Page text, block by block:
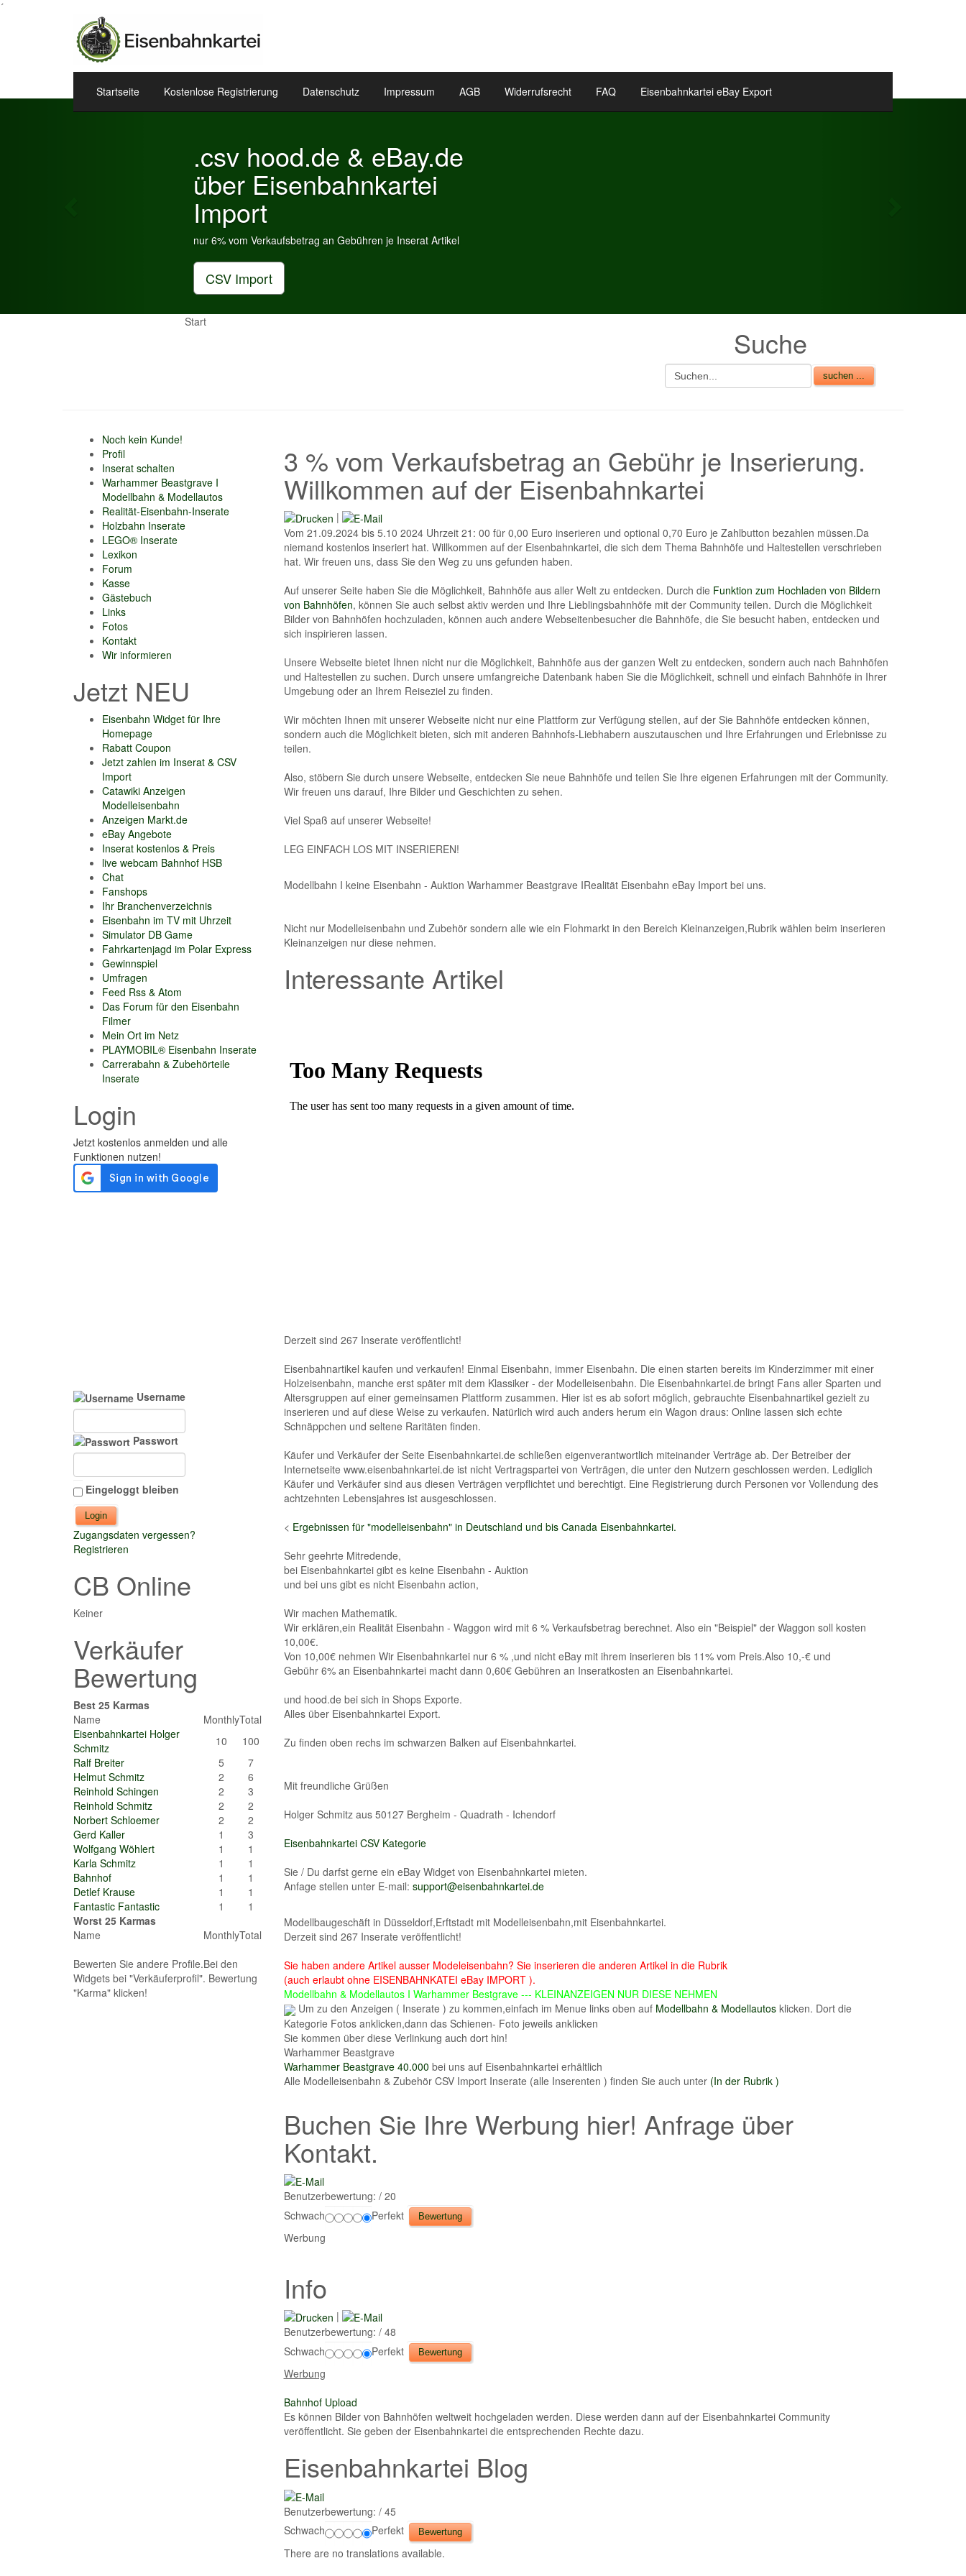
´
Startseite Kostenlose Registrierung Datenschutz Impressum AGB Widerrufsrecht FAQ Eisenbahnkartei eBay Export
Eisenbahnkartei Inserate
Widget.
Sie können Ihre geschalteten Inserate als Widget auf Ihrer
Hompage einstellen.
Ihre Eisenbahnartikel als Widget!
Previous
Start
Suche
Noch kein Kunde!
Profil
Inserat schalten
Warhammer Beastgrave I
Modellbahn & Modellautos
Realität-Eisenbahn-Inserate
Holzbahn Inserate
LEGO® Inserate
Lexikon
Forum
Kasse
Gästebuch
Links
Fotos
Kontakt
Wir informieren
Jetzt NEU
Eisenbahn Widget für Ihre
Homepage
Rabatt Coupon
Jetzt zahlen im Inserat & CSV
Import
Catawiki Anzeigen
Modelleisenbahn
Anzeigen Markt.de
eBay Angebote
Inserat kostenlos & Preis
live webcam Bahnhof HSB
Chat
Fanshops
Ihr Branchenverzeichnis
Eisenbahn im TV mit Uhrzeit
Simulator DB Game
Fahrkartenjagd im Polar Express
Gewinnspiel
Umfragen
Feed Rss & Atom
Das Forum für den Eisenbahn
Filmer
Mein Ort im Netz
PLAYMOBIL® Eisenbahn Inserate
Carrerabahn & Zubehörteile
Inserate
Login
Username
Passwort
Eingeloggt bleiben
Zugangsdaten vergessen?
Registrieren
CB Online
Keiner
Verkäufer
Bewertung
Best 25 Karmas
Name
MonthlyTotal
Eisenbahnkartei Holger
Schmitz
10
100
Ralf Breiter
5
7
Helmut Schmitz
2
6
Reinhold Schingen
2
3
Reinhold Schmitz
2
2
Norbert Schloemer
2
2
Gerd Kaller
1
3
Wolfgang Wöhlert
1
1
Karla Schmitz
1
1
Bahnhof
1
1
Detlef Krause
1
1
Fantastic Fantastic
1
1
Worst 25 Karmas
Name
MonthlyTotal
Bewerten Sie andere Profile.Bei den
Widgets bei "Verkäuferprofil". Bewertung
"Karma" klicken!
3 % vom Verkaufsbetrag an Gebühr je Inserierung.
Willkommen auf der Eisenbahnkartei
|
Vom 21.09.2024 bis 5.10 2024 Uhrzeit 21: 00 für 0,00 Euro inserieren und optional 0,70 Euro je Zahlbutton bezahlen müssen.Da
niemand kostenlos inseriert hat. Willkommen auf der Eisenbahnkartei, die sich dem Thema Bahnhöfe und Haltestellen verschrieben
hat. Wir freuen uns, dass Sie den Weg zu uns gefunden haben.
Auf unserer Seite haben Sie die Möglichkeit, Bahnhöfe aus aller Welt zu entdecken. Durch die Funktion zum Hochladen von Bildern
von Bahnhöfen, können Sie auch selbst aktiv werden und Ihre Lieblingsbahnhöfe mit der Community teilen. Durch die Möglichkeit
Bilder von Bahnhöfen hochzuladen, können auch andere Webseitenbesucher die Bahnhöfe, die Sie besucht haben, entdecken und
sich inspirieren lassen.
Unsere Webseite bietet Ihnen nicht nur die Möglichkeit, Bahnhöfe aus der ganzen Welt zu entdecken, sondern auch nach Bahnhöfen
und Haltestellen zu suchen. Durch unsere umfangreiche Datenbank haben Sie die Möglichkeit, schnell und einfach Bahnhöfe in Ihrer
Umgebung oder an Ihrem Reiseziel zu finden.
Wir möchten Ihnen mit unserer Webseite nicht nur eine Plattform zur Verfügung stellen, auf der Sie Bahnhöfe entdecken können,
sondern auch die Möglichkeit bieten, sich mit anderen Bahnhofs-Liebhabern auszutauschen und Ihre Erfahrungen und Erlebnisse zu
teilen.
Also, stöbern Sie durch unsere Webseite, entdecken Sie neue Bahnhöfe und teilen Sie Ihre eigenen Erfahrungen mit der Community.
Wir freuen uns darauf, Ihre Bilder und Geschichten zu sehen.
Viel Spaß auf unserer Webseite!
LEG EINFACH LOS MIT INSERIEREN!
Modellbahn I keine Eisenbahn - Auktion Warhammer Beastgrave IRealität Eisenbahn eBay Import bei uns.
Nicht nur Modelleisenbahn und Zubehör sondern alle wie ein Flohmarkt in den Bereich Kleinanzeigen,Rubrik wählen beim inserieren
Kleinanzeigen nur diese nehmen.
Interessante Artikel
Derzeit sind 267 Inserate veröffentlicht!
Eisenbahnartikel kaufen und verkaufen! Einmal Eisenbahn, immer Eisenbahn. Die einen starten bereits im Kinderzimmer mit einer
Holzeisenbahn, manche erst später mit dem Klassiker - der Modelleisenbahn. Die Eisenbahnkartei.de bringt Fans aller Sparten und
Altersgruppen auf einer gemeinsamen Plattform zusammen. Hier ist es ab sofort möglich, gebrauchte Eisenbahnartikel gezielt zu
inserieren und auf diese Weise zu verkaufen. Natürlich wird auch anders herum ein Wagon draus: Online lassen sich echte
Schnäppchen und seltene Raritäten finden.
Käufer und Verkäufer der Seite Eisenbahnkartei.de schließen eigenverantwortlich miteinander Verträge ab. Der Betreiber der
Internetseite www.eisenbahnkartei.de ist nicht Vertragspartei von Verträgen, die unter den Nutzern geschlossen werden. Lediglich
Käufer und Verkäufer sind aus diesen Verträgen verpflichtet und berechtigt. Eine Registrierung durch Personen vor Vollendung des
achtzehnten Lebensjahres ist ausgeschlossen.
< Ergebnissen für "modelleisenbahn" in Deutschland und bis Canada Eisenbahnkartei.
Sehr geehrte Mitredende,
bei Eisenbahnkartei gibt es keine Eisenbahn - Auktion
und bei uns gibt es nicht Eisenbahn action,
Wir machen Mathematik.
Wir erklären,ein Realität Eisenbahn - Waggon wird mit 6 % Verkaufsbetrag berechnet. Also ein "Beispiel" der Waggon soll kosten
10,00€.
Von 10,00€ nehmen Wir Eisenbahnkartei nur 6 % ,und nicht eBay mit ihrem inserieren bis 11% vom Preis.Also 10,-€ und
Gebühr 6% an Eisenbahnkartei macht dann 0,60€ Gebühren an Inseratkosten an Eisenbahnkartei.
und hood.de bei sich in Shops Exporte.
Alles über Eisenbahnkartei Export.
Zu finden oben rechs im schwarzen Balken auf Eisenbahnkartei.
Mit freundliche Grüßen
Holger Schmitz aus 50127 Bergheim - Quadrath - Ichendorf
Eisenbahnkartei CSV Kategorie
Sie / Du darfst gerne ein eBay Widget von Eisenbahnkartei mieten.
Anfage stellen unter E-mail: support@eisenbahnkartei.de
Modellbaugeschäft in Düsseldorf,Erftstadt mit Modelleisenbahn,mit Eisenbahnkartei.
Derzeit sind 267 Inserate veröffentlicht!
Sie haben andere Artikel ausser Modeleisenbahn? Sie inserieren die anderen Artikel in die Rubrik
(auch erlaubt ohne EISENBAHNKATEI eBay IMPORT ).
Modellbahn & Modellautos I Warhammer Bestgrave --- KLEINANZEIGEN NUR DIESE NEHMEN
Um zu den Anzeigen ( Inserate ) zu kommen,einfach im Menue links oben auf Modellbahn & Modellautos klicken. Dort die
Kategorie Fotos anklicken,dann das Schienen- Foto jeweils anklicken
Sie kommen über diese Verlinkung auch dort hin!
Warhammer Beastgrave
Warhammer Beastgrave 40.000 bei uns auf Eisenbahnkartei erhältlich
Alle Modelleisenbahn & Zubehör CSV Import Inserate (alle Inserenten ) finden Sie auch unter (In der Rubrik )
Buchen Sie Ihre Werbung hier! Anfrage über
Kontakt.
Benutzerbewertung: / 20
Schwach
Perfekt
Werbung
Info
|
Benutzerbewertung: / 48
Schwach
Perfekt
Werbung
Bahnhof Upload
Es können Bilder von Bahnhöfen weltweit hochgeladen werden. Diese werden dann auf der Eisenbahnkartei Community
veröffentlicht. Sie geben der Eisenbahnkartei die entsprechenden Rechte dazu.
Eisenbahnkartei Blog
Benutzerbewertung: / 45
Schwach
Perfekt
There are no translations available.